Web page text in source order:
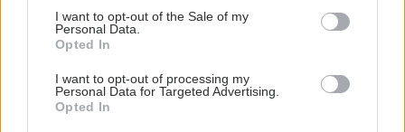
consent section.
I want to opt-out of the Sale of my
Personal Data.
Opted In
I want to opt-out of processing my
Personal Data for Targeted Advertising.
Opted In